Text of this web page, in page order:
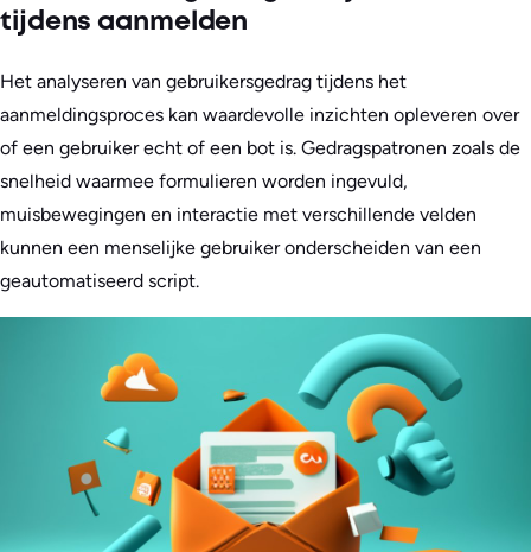
tijdens aanmelden
Het analyseren van gebruikersgedrag tijdens het
aanmeldingsproces kan waardevolle inzichten opleveren over
of een gebruiker echt of een bot is. Gedragspatronen zoals de
snelheid waarmee formulieren worden ingevuld,
muisbewegingen en interactie met verschillende velden
kunnen een menselijke gebruiker onderscheiden van een
geautomatiseerd script.